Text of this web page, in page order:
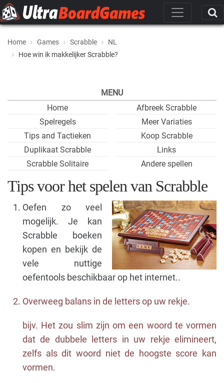
Home Games Scrabble
NL
Hoe win ik makkelijker Scrabble?
MENU
Home
Spelregels
Tips and Tactieken
Duplikaat Scrabble
Scrabble Solitaire
Afbreek Scrabble
Meer Variaties
Koop Scrabble
Links
Andere spellen
Tips voor het spelen van Scrabble
Oefen zo veel
mogelijk. Je kan
Scrabble boeken
kopen en bekijk de
vele nuttige
oefentools beschikbaar op het internet..
Overweeg balans in de letters op uw rekje.
bijv. Het zou slim zijn om een ​​woord te vormen
dat de dubbele letters in uw rekje elimineert,
zelfs als dit woord niet de hoogste score kan
vormen.